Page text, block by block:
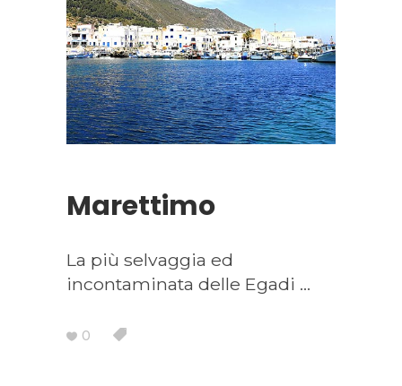
Marettimo
La più selvaggia ed
incontaminata delle Egadi
0